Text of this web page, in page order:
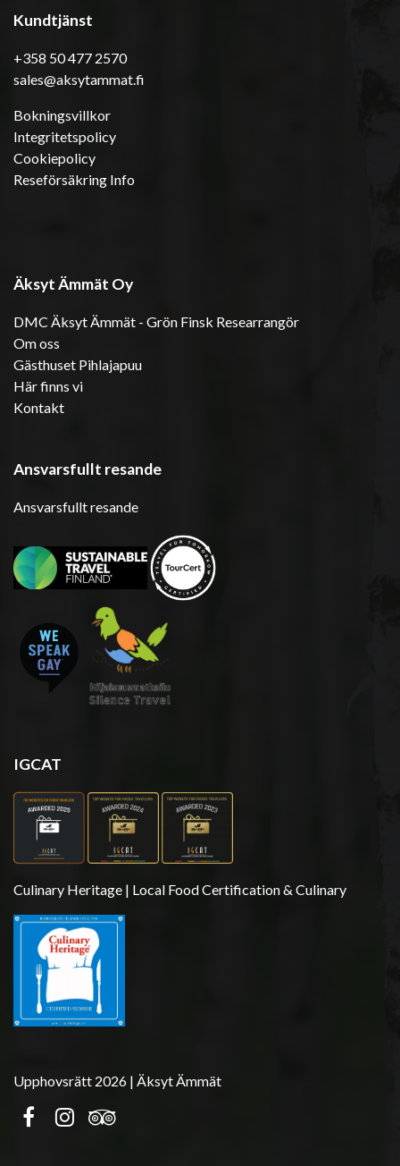
Kundtjänst
+358 50 477 2570
sales@aksytammat.fi
Bokningsvillkor
Integritetspolicy
Cookiepolicy
Reseförsäkring Info
Äksyt Ämmät Oy
DMC Äksyt Ämmät - Grön Finsk Researrangör
Om oss
Gästhuset Pihlajapuu
Här finns vi
Kontakt
Ansvarsfullt resande
Ansvarsfullt resande
IGCAT
Culinary Heritage | Local Food Certification & Culinary
Upphovsrätt 2026 | Äksyt Ämmät